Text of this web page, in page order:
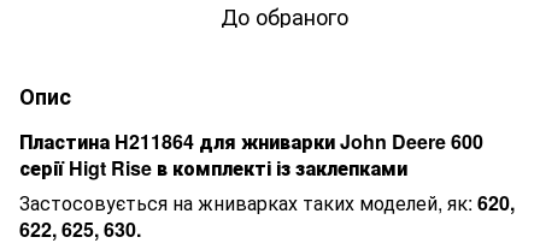
До обраного
Опис
Пластина H211864 для жниварки John Deere 600
серії Higt Rise в комплекті із заклепками
Застосовується на жниварках таких моделей, як: 620,
622, 625, 630.